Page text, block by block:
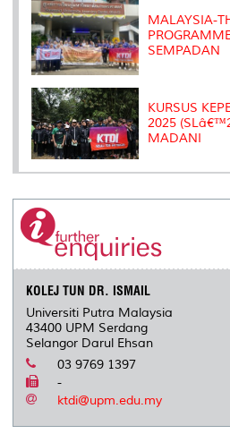
MALAYSIA-
SEMPADAN
KURSUS
2025
MADANI
KOLEJ TUN DR. ISMAIL
Universiti Putra Malaysia
43400 UPM Serdang
Selangor Darul Ehsan
03 9769 1397
-
ktdi@upm.edu.my